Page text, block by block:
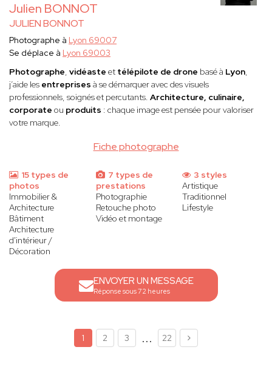
Julien BONNOT
JULIEN BONNOT
Fiche photographe
Photographe à Lyon 69007
Se déplace à Lyon 69003
Photographe, vidéaste et télépilote de drone basé à Lyon,
j’aide les entreprises à se démarquer avec des visuels
professionnels, soignés et percutants. Architecture, culinaire,
corporate ou produits : chaque image est pensée pour valoriser
votre marque.
15 types de
photos
Immobilier &
Architecture
Bâtiment
Architecture
d'intérieur /
Décoration
7 types de
prestations
Photographie
Retouche photo
Vidéo et montage
3 styles
Artistique
Traditionnel
Lifestyle
ENVOYER UN MESSAGE
Réponse sous 72 heures
1 2 3 ... 22